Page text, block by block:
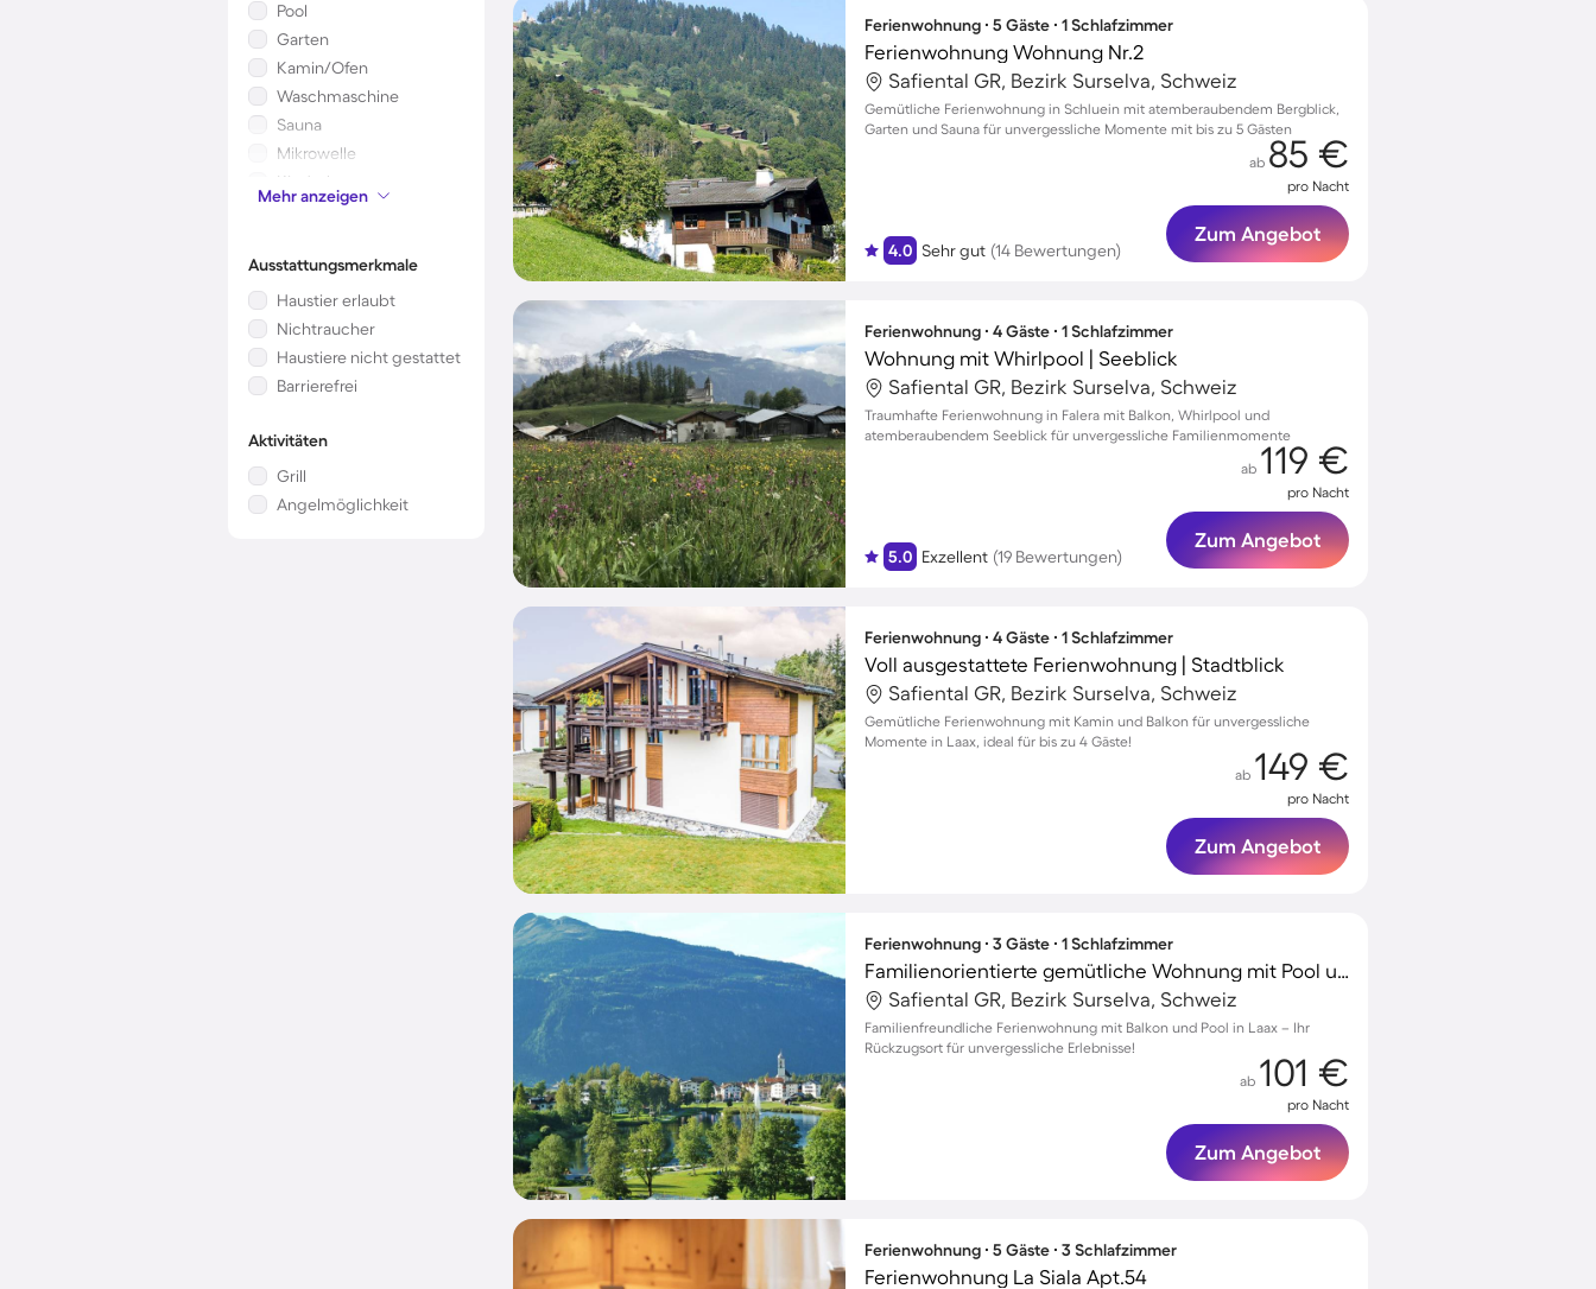
Pool
Garten
Kamin/Ofen
Waschmaschine
Sauna
Mikrowelle
Kinderbett
Klimaanlage
Mehr anzeigen
Ausstattungsmerkmale
Haustier erlaubt
Nichtraucher
Haustiere nicht gestattet
Barrierefrei
Aktivitäten
Grill
Angelmöglichkeit
Ferienwohnung ∙ 5 Gäste ∙ 1 Schlafzimmer
Ferienwohnung Wohnung Nr.2
Safiental GR, Bezirk Surselva, Schweiz
Gemütliche Ferienwohnung in Schluein mit atemberaubendem Bergblick,
Garten und Sauna für unvergessliche Momente mit bis zu 5 Gästen
4.0 Sehr gut (14 Bewertungen)
ab 85 €
pro Nacht
Zum Angebot
Ferienwohnung ∙ 4 Gäste ∙ 1 Schlafzimmer
Wohnung mit Whirlpool | Seeblick
Safiental GR, Bezirk Surselva, Schweiz
Traumhafte Ferienwohnung in Falera mit Balkon, Whirlpool und
atemberaubendem Seeblick für unvergessliche Familienmomente
5.0 Exzellent (19 Bewertungen)
ab 119 €
pro Nacht
Zum Angebot
Ferienwohnung ∙ 4 Gäste ∙ 1 Schlafzimmer
Voll ausgestattete Ferienwohnung | Stadtblick
Safiental GR, Bezirk Surselva, Schweiz
Gemütliche Ferienwohnung mit Kamin und Balkon für unvergessliche
Momente in Laax, ideal für bis zu 4 Gäste!
ab 149 €
pro Nacht
Zum Angebot
Ferienwohnung ∙ 3 Gäste ∙ 1 Schlafzimmer
Familienorientierte gemütliche Wohnung mit Pool und Garten | Haustiere erlaubt
Safiental GR, Bezirk Surselva, Schweiz
Familienfreundliche Ferienwohnung mit Balkon und Pool in Laax – Ihr
Rückzugsort für unvergessliche Erlebnisse!
ab 101 €
pro Nacht
Zum Angebot
Ferienwohnung ∙ 5 Gäste ∙ 3 Schlafzimmer
Ferienwohnung La Siala Apt.54